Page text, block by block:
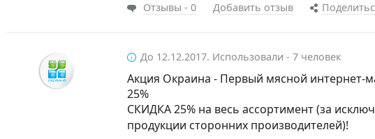
Отзывы - 0 Добавить отзыв
До 12.12.2017. Использовали - 7 человек
Акция Окраина - Первый мясной интернет-
25%
СКИДКА 25% на весь ассортимент (за
продукции сторонних производителей)!